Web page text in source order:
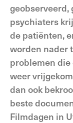
geobserveerd,
psychiaters
de patiënten,
worden nader
problemen
weer
dan ook
beste
Filmdagen in